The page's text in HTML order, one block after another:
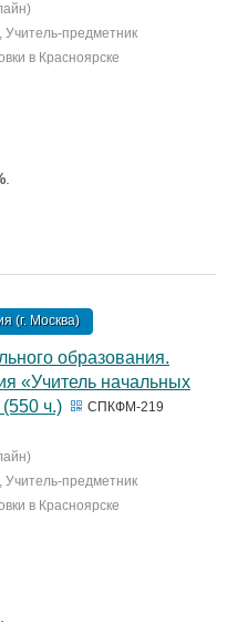
Учитель-предметник
в Красноярске
(г. Москва)
образования.
«Учитель начальных
ч.)
СПКФМ-219
Учитель-предметник
в Красноярске